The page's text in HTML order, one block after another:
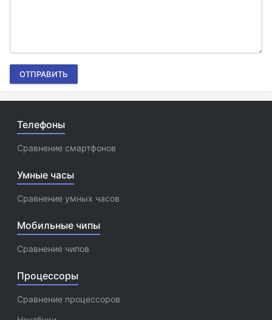
ОТПРАВИТЬ
Телефоны
Сравнение смартфонов
Умные часы
Сравнение умных часов
Мобильные чипы
Сравнение чипов
Процессоры
Сравнение процессоров